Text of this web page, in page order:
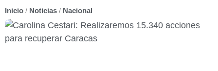
Inicio / Noticias / Nacional